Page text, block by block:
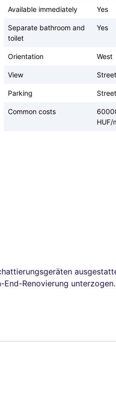
Available immediately Yes
Separate bathroom and
toilet
Yes
Orientation West
View Street
Parking Street
Common costs
HUF/
Renovierung